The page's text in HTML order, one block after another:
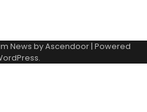
News byAscendoor | Powered
.